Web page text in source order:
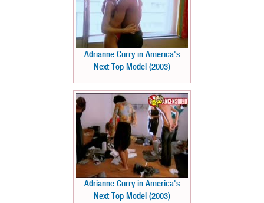
Adrianne Curry in America's
Next Top Model (2003)
Adrianne Curry in America's
Next Top Model (2003)